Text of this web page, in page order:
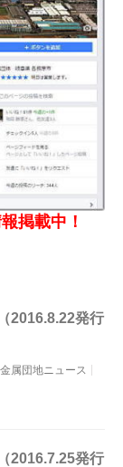
掲載中！
2016.8.22発行
金属団地ニュース
2016.7.25発行